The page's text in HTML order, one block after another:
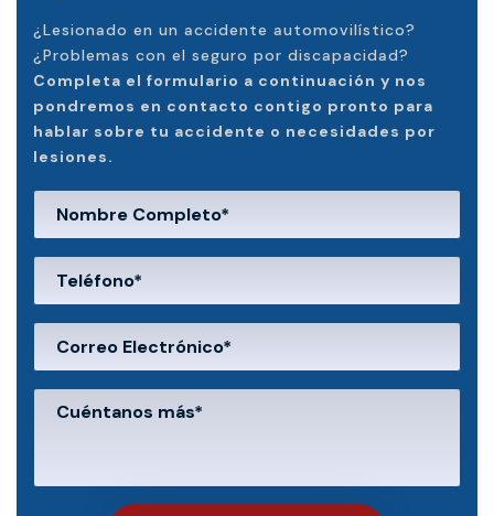
¿Lesionado en un accidente automovilístico?
¿Problemas con el seguro por discapacidad?
Completa el formulario a continuación y nos
pondremos en contacto contigo pronto para
hablar sobre tu accidente o necesidades por
lesiones.